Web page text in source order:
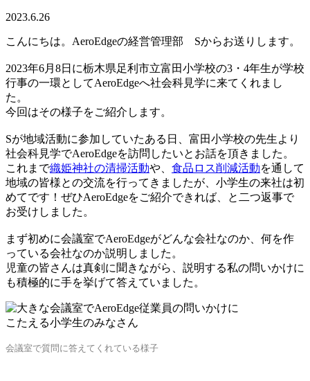
2023.6.26
こんにちは。AeroEdgeの経営管理部 Sからお送りします。
2023年6月8日に栃木県足利市立富田小学校の3・4年生が学校
行事の一環としてAeroEdgeへ社会科見学に来てくれまし
た。
今回はその様子をご紹介します。
Sが地域活動に参加していたある日、富田小学校の先生より
社会科見学でAeroEdgeを訪問したいとお話を頂きました。
これまで織姫神社の清掃活動や、 食品ロス削減活動を通して
地域の皆様との交流を行ってきましたが、小学生の来社は初
めてです！ぜひAeroEdgeをご紹介できれば、と二つ返事で
お受けしました。
まず初めに会議室でAeroEdgeがどんな会社なのか、何を作
っている会社なのか説明しました。
児童の皆さんは真剣に聞きながら、説明する私の問いかけに
も積極的に手を挙げて答えていました。
会議室で質問に答えてくれている様子